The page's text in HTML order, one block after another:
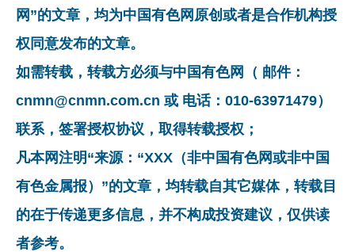
网”的文章，均为中国有色网原创或者是合作机构授
权同意发布的文章。
如需转载，转载方必须与中国有色网（ 邮件：
cnmn@cnmn.com.cn 或 电话：010-63971479）
联系，签署授权协议，取得转载授权；
凡本网注明“来源：“XXX（非中国有色网或非中国
有色金属报）”的文章，均转载自其它媒体，转载目
的在于传递更多信息，并不构成投资建议，仅供读
者参考。